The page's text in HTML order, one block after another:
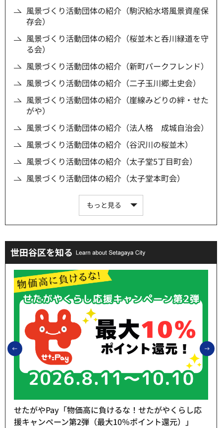
風景づくり活動団体の紹介（駒沢給水塔風景資産保
存会）
風景づくり活動団体の紹介（桜並木と呑川緑道を守
る会）
風景づくり活動団体の紹介（新町パークフレンド）
風景づくり活動団体の紹介（二子玉川郷土史会）
風景づくり活動団体の紹介（崖線みどりの絆・せた
がや）
風景づくり活動団体の紹介（法人格 成城自治会）
風景づくり活動団体の紹介（谷沢川の桜並木）
風景づくり活動団体の紹介（太子堂5丁目町会）
風景づくり活動団体の紹介（太子堂本町会）
もっと見る
世田谷区を知る
前のスライドを表示
せたがやPay「物価高に負けるな！せたがやくらし応
援キャンペーン第2弾（最大10％ポイント還元）」